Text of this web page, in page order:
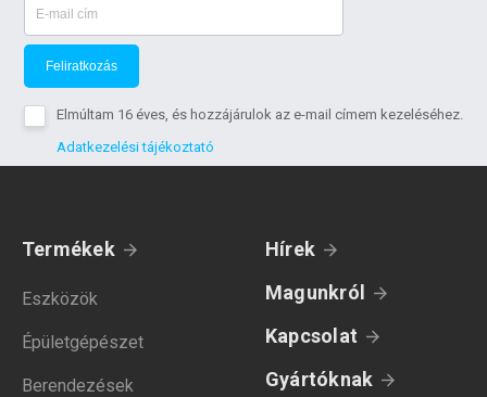
Feliratkozás
Elmúltam 16 éves, és hozzájárulok az e-mail címem kezeléséhez.
Adatkezelési tájékoztató
Termékek
Eszközök
Épületgépészet
Berendezések
Hírek
Magunkról
Kapcsolat
Gyártóknak